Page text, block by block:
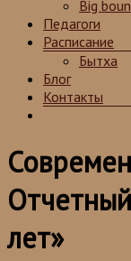
Big
Педагоги
Расписание
Бытха
Блог
Контакты
лет»